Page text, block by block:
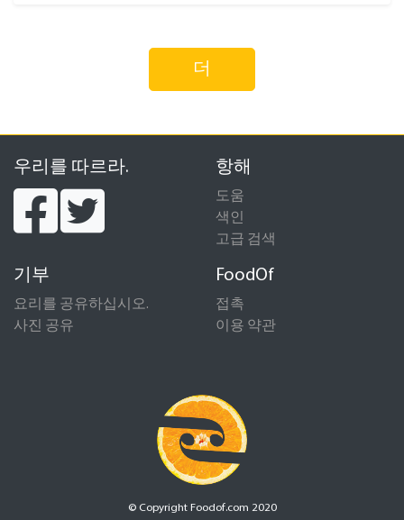
더
우리를 따르라. 항해
도움
색인
고급 검색
기부
요리를 공유하십시오.
사진 공유
FoodOf
접촉
이용 약관
© Copyright Foodof.com 2020